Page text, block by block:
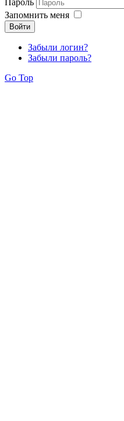
Пароль
Запомнить меня
Войти
Забыли логин?
Забыли пароль?
Go Top